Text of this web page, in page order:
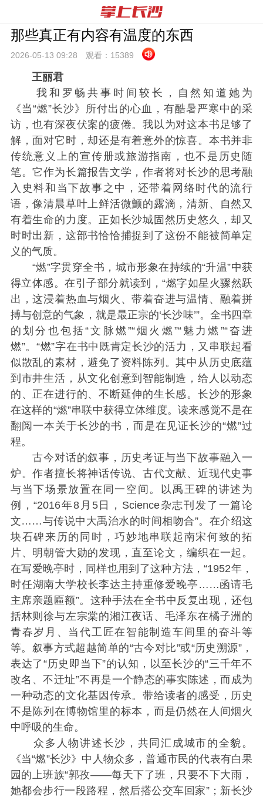
那些真正有内容有温度的东西
2026-05-13 09:28 观看： 15389
王丽君
我和罗畅共事时间较长，自然知道她为
《当“燃”长沙》所付出的心血，有酷暑严寒中的采
访，也有深夜伏案的疲倦。我以为对这本书足够了
解，面对它时，却还是有着意外的惊喜。本书并非
传统意义上的宣传册或旅游指南，也不是历史随
笔。它作为长篇报告文学，作者将对长沙的思考融
入史料和当下故事之中，还带着网络时代的流行
语，像清晨草叶上鲜活微颤的露滴，清新、自然又
有着生命的力度。正如长沙城固然历史悠久，却又
时时出新，这部书恰恰捕捉到了这份不能被简单定
义的气质。
“燃”字贯穿全书，城市形象在持续的“升温”中获
得立体感。在引子部分就读到，“燃字如星火骤然跃
出，这浸着热血与烟火、带着奋进与温情、融着拼
搏与创意的气象，就是最正宗的‘长沙味’”。全书四章
的划分也包括“文脉燃”“烟火燃”“魅力燃”“奋进
燃”。“燃”字在书中既肯定长沙的活力，又串联起看
似散乱的素材，避免了资料陈列。其中从历史底蕴
到市井生活，从文化创意到智能制造，给人以动态
的、正在进行的、不断延伸的生长感。长沙的形象
在这样的“燃”串联中获得立体维度。读来感觉不是在
翻阅一本关于长沙的书，而是在见证长沙的“燃”过
程。
古今对话的叙事，历史考证与当下故事融入一
炉。作者擅长将神话传说、古代文献、近现代史事
与当下场景放置在同一空间。以禹王碑的讲述为
例，“2016年8月5日，Science杂志刊发了一篇论
文……与传说中大禹治水的时间相吻合”。在介绍这
块石碑来历的同时，巧妙地串联起南宋何致的拓
片、明朝管大勋的发现，直至论文，编织在一起。
在写爱晚亭时，同样也用到了这种方法，“1952年，
时任湖南大学校长李达主持重修爱晚亭……函请毛
主席亲题匾额”。这种手法在全书中反复出现，还包
括林则徐与左宗棠的湘江夜话、毛泽东在橘子洲的
青春岁月、当代工匠在智能制造车间里的奋斗等
等。叙事方式超越简单的“古今对比”或“历史溯源”，
表达了“历史即当下”的认知，以至长沙的“三千年不
改名、不迁址”不再是一个静态的事实陈述，而成为
一种动态的文化基因传承。带给读者的感受，历史
不是陈列在博物馆里的标本，而是仍然在人间烟火
中呼吸的生命。
众多人物讲述长沙，共同汇成城市的全貌。
《当“燃”长沙》中人物众多，普通市民的代表有白果
园的上班族“郭孜——每天下了班，只要不下大雨，
她都会步行一段路程，然后搭公交车回家”；新长沙